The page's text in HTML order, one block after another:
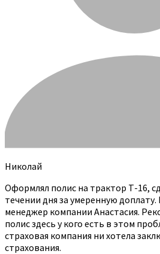
Николай
Оформлял полис на трактор Т-16,
течении дня за умеренную
менеджер компании Анастасия.
полис здесь у кого есть в этом
страховая компания ни хотела
страхования.